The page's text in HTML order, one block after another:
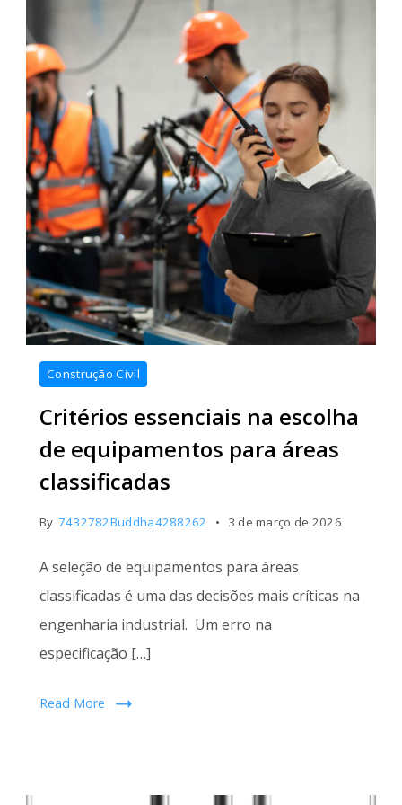
equipamentos
para
áreas
classificadas
Construção Civil
Critérios essenciais na escolha
de equipamentos para áreas
classificadas
By 7432782Buddha4288262 3 de março de 2026
A seleção de equipamentos para áreas
classificadas é uma das decisões mais críticas na
engenharia industrial. Um erro na
especificação […]
Read More